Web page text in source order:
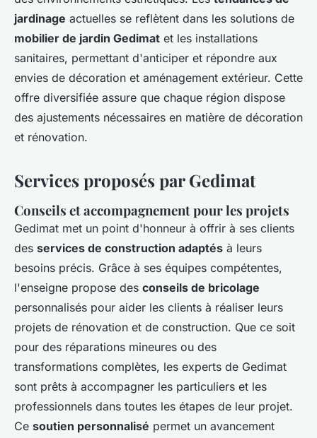
jardinage actuelles se reflètent dans les solutions de
mobilier de jardin Gedimat et les installations
sanitaires, permettant d'anticiper et répondre aux
envies de décoration et aménagement extérieur. Cette
offre diversifiée assure que chaque région dispose
des ajustements nécessaires en matière de décoration
et rénovation.
Services proposés par Gedimat
Conseils et accompagnement pour les projets
Gedimat met un point d'honneur à offrir à ses clients
des services de construction adaptés à leurs
besoins précis. Grâce à ses équipes compétentes,
l'enseigne propose des conseils de bricolage
personnalisés pour aider les clients à réaliser leurs
projets de rénovation et de construction. Que ce soit
pour des réparations mineures ou des
transformations complètes, les experts de Gedimat
sont prêts à accompagner les particuliers et les
professionnels dans toutes les étapes de leur projet.
Ce soutien personnalisé permet un avancement